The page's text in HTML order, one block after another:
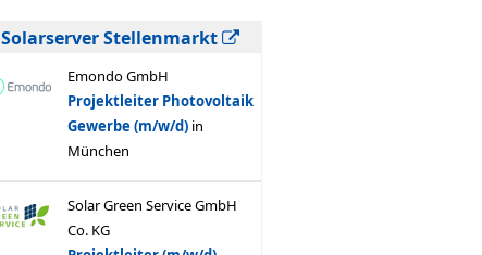
Solarserver Stellenmarkt